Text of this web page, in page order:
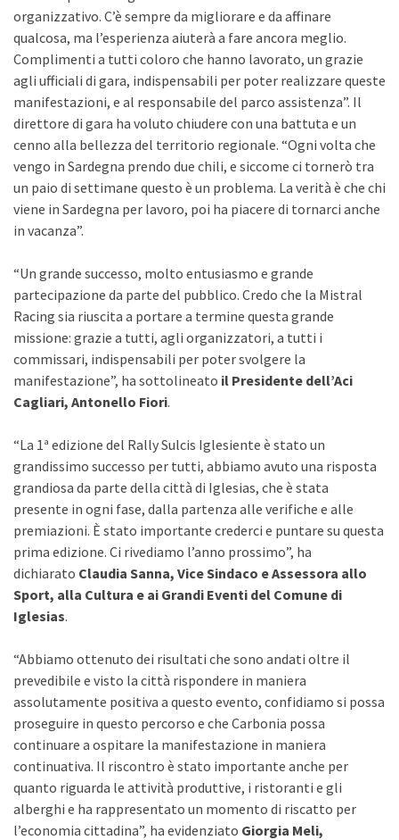
organizzativo. C’è sempre da migliorare e da affinare
qualcosa, ma l’esperienza aiuterà a fare ancora meglio.
Complimenti a tutti coloro che hanno lavorato, un grazie
agli ufficiali di gara, indispensabili per poter realizzare queste
manifestazioni, e al responsabile del parco assistenza”. Il
direttore di gara ha voluto chiudere con una battuta e un
cenno alla bellezza del territorio regionale. “Ogni volta che
vengo in Sardegna prendo due chili, e siccome ci tornerò tra
un paio di settimane questo è un problema. La verità è che chi
viene in Sardegna per lavoro, poi ha piacere di tornarci anche
in vacanza”.
“Un grande successo, molto entusiasmo e grande
partecipazione da parte del pubblico. Credo che la Mistral
Racing sia riuscita a portare a termine questa grande
missione: grazie a tutti, agli organizzatori, a tutti i
commissari, indispensabili per poter svolgere la
manifestazione”, ha sottolineato il Presidente dell’Aci
Cagliari, Antonello Fiori.
“La 1ª edizione del Rally Sulcis Iglesiente è stato un
grandissimo successo per tutti, abbiamo avuto una risposta
grandiosa da parte della città di Iglesias, che è stata
presente in ogni fase, dalla partenza alle verifiche e alle
premiazioni. È stato importante crederci e puntare su questa
prima edizione. Ci rivediamo l’anno prossimo”, ha
dichiarato Claudia Sanna, Vice Sindaco e Assessora allo
Sport, alla Cultura e ai Grandi Eventi del Comune di
Iglesias.
“Abbiamo ottenuto dei risultati che sono andati oltre il
prevedibile e visto la città rispondere in maniera
assolutamente positiva a questo evento, confidiamo si possa
proseguire in questo percorso e che Carbonia possa
continuare a ospitare la manifestazione in maniera
continuativa. Il riscontro è stato importante anche per
quanto riguarda le attività produttive, i ristoranti e gli
alberghi e ha rappresentato un momento di riscatto per
l’economia cittadina”, ha evidenziato Giorgia Meli,